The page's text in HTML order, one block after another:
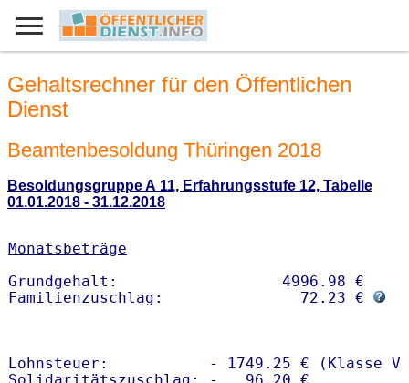
Gehaltsrechner für den Öffentlichen
Dienst
Beamtenbesoldung Thüringen 2018
Besoldungsgruppe A 11, Erfahrungsstufe 12, Tabelle
01.01.2018 - 31.12.2018
Monatsbeträge
Grundgehalt:                  4996.98 €
Familienzuschlag:               72.23 €
Lohnsteuer:           - 1749.25 € (Klasse V)